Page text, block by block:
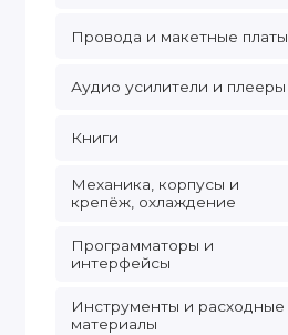
Провода и макетные платы
Аудио усилители и плееры
Книги
Механика, корпусы и
крепёж, охлаждение
Программаторы и
интерфейсы
Инструменты и расходные
материалы